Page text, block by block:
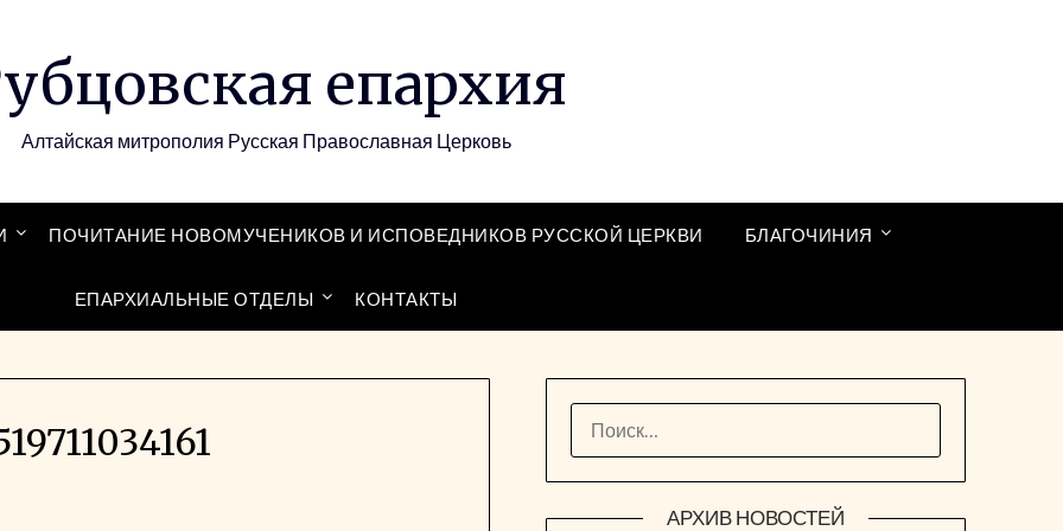
епархия
Алтайская митрополия Русская Православная Церковь
ПОЧИТАНИЕ НОВОМУЧЕНИКОВ И ИСПОВЕДНИКОВ РУССКОЙ ЦЕРКВИ БЛАГОЧИНИЯ
ЕПАРХИАЛЬНЫЕ ОТДЕЛЫ КОНТАКТЫ
АРХИВ НОВОСТЕЙ